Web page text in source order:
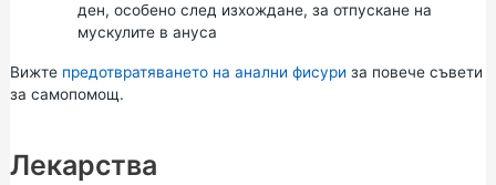
ден, особено след изхождане, за отпускане на
мускулите в ануса
Вижте предотвратяването на анални фисури за повече съвети
за самопомощ.
Лекарства